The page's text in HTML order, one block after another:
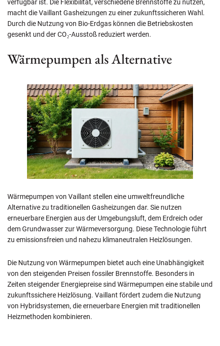
verfügbar ist. Die Flexibilität, verschiedene Brennstoffe zu nutzen,
macht die Vaillant Gasheizungen zu einer zukunftssicheren Wahl.
Durch die Nutzung von Bio-Erdgas können die Betriebskosten
gesenkt und der CO₂-Ausstoß reduziert werden.
Wärmepumpen als Alternative
Wärmepumpen von Vaillant stellen eine umweltfreundliche
Alternative zu traditionellen Gasheizungen dar. Sie nutzen
erneuerbare Energien aus der Umgebungsluft, dem Erdreich oder
dem Grundwasser zur Wärmeversorgung. Diese Technologie führt
zu emissionsfreien und nahezu klimaneutralen Heizlösungen.
Die Nutzung von Wärmepumpen bietet auch eine Unabhängigkeit
von den steigenden Preisen fossiler Brennstoffe. Besonders in
Zeiten steigender Energiepreise sind Wärmepumpen eine stabile und
zukunftssichere Heizlösung. Vaillant fördert zudem die Nutzung
von Hybridsystemen, die erneuerbare Energien mit traditionellen
Heizmethoden kombinieren.